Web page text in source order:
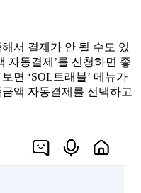
서 결제가 안 될 수도 있
자동결제’를 신청하면 좋
면 ‘SOL트래블’ 메뉴가
액 자동결제를 선택하고